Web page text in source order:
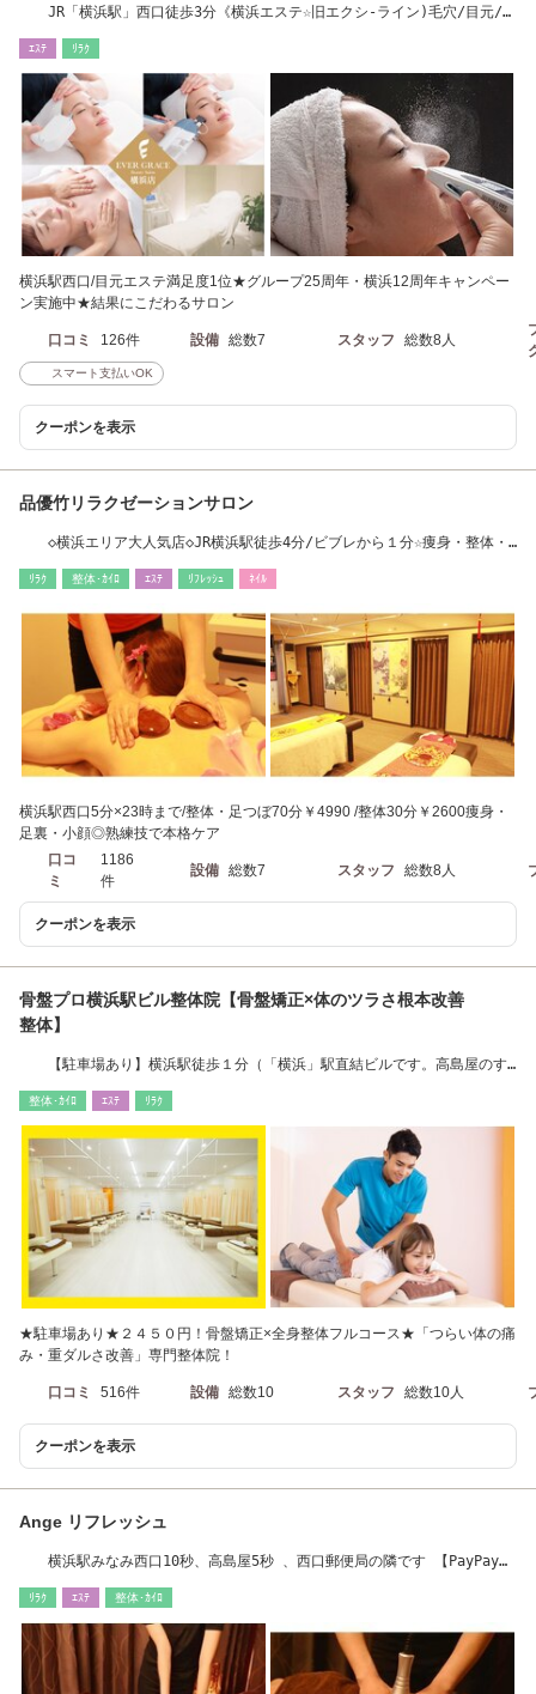
JR「横浜駅」西口徒歩3分《横浜エステ☆旧エクシ-ライン)毛穴/目元/た
ｴｽﾃ ﾘﾗｸ
横浜駅西口/目元エステ満足度1位★グループ25周年・横浜12周年キャンペー
ン実施中★結果にこだわるサロン
口コミ 126件 設備 総数7 スタッフ 総数8人
スマート支払いOK
クーポンを表示
品優竹リラクゼーションサロン
◇横浜エリア大人気店◇JR横浜駅徒歩4分/ビブレから１分☆痩身・整体・
ﾘﾗｸ 整体･ｶｲﾛ ｴｽﾃ ﾘﾌﾚｯｼｭ ﾈｲﾙ
横浜駅西口5分×23時まで/整体・足つぼ70分￥4990 /整体30分￥2600痩身・
足裏・小顔◎熟練技で本格ケア
口コ
ミ
1186
件
設備 総数7 スタッフ 総数8人
クーポンを表示
骨盤プロ横浜駅ビル整体院【骨盤矯正×体のツラさ根本改善
整体】
【駐車場あり】横浜駅徒歩１分（「横浜」駅直結ビルです。高島屋のす
整体･ｶｲﾛ ｴｽﾃ ﾘﾗｸ
★駐車場あり★２４５０円！骨盤矯正×全身整体フルコース★「つらい体の痛
み・重ダルさ改善」専門整体院！
口コミ 516件 設備 総数10 スタッフ 総数10人
クーポンを表示
Ange リフレッシュ
横浜駅みなみ西口10秒、高島屋5秒 、西口郵便局の隣です 【PayPay加
ﾘﾗｸ ｴｽﾃ 整体･ｶｲﾛ